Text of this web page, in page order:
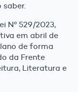
Nº 529/2023,
em abril de
de forma
da Frente
Literatura e